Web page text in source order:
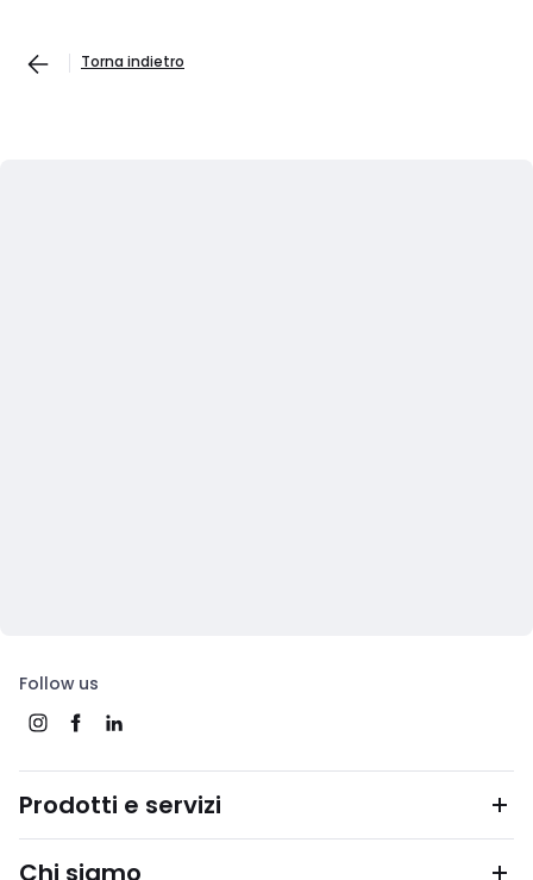
Torna indietro
Follow us
Prodotti e servizi
Chi siamo